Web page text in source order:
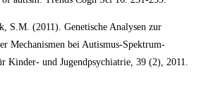
S.M. (2011). Genetische Analysen zur
Mechanismen bei Autismus-Spektrum-
Kinder- und Jugendpsychiatrie, 39 (2), 2011.